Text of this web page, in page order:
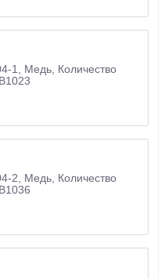
1, Медь, Количество
2, Медь, Количество